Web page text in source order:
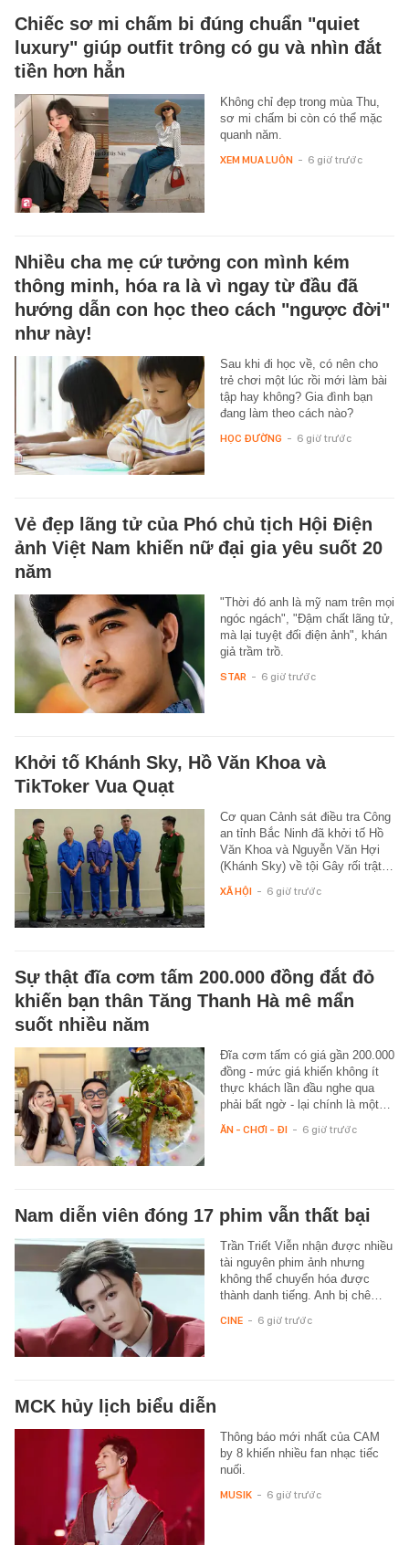
Chiếc sơ mi chấm bi đúng chuẩn "quiet
luxury" giúp outfit trông có gu và nhìn đắt
tiền hơn hẳn
Không chỉ đẹp trong mùa Thu,
sơ mi chấm bi còn có thể mặc
quanh năm.
XEM MUA LUÔN - 6 giờ trước
Nhiều cha mẹ cứ tưởng con mình kém
thông minh, hóa ra là vì ngay từ đầu đã
hướng dẫn con học theo cách "ngược đời"
như này!
Sau khi đi học về, có nên cho
trẻ chơi một lúc rồi mới làm bài
tập hay không? Gia đình bạn
đang làm theo cách nào?
HỌC ĐƯỜNG - 6 giờ trước
Vẻ đẹp lãng tử của Phó chủ tịch Hội Điện
ảnh Việt Nam khiến nữ đại gia yêu suốt 20
năm
"Thời đó anh là mỹ nam trên mọi
ngóc ngách", "Đậm chất lãng tử,
mà lại tuyệt đối điện ảnh", khán
giả trầm trồ.
STAR - 6 giờ trước
Khởi tố Khánh Sky, Hồ Văn Khoa và
TikToker Vua Quạt
Cơ quan Cảnh sát điều tra Công
an tỉnh Bắc Ninh đã khởi tố Hồ
Văn Khoa và Nguyễn Văn Hợi
(Khánh Sky) về tội Gây rối trật…
XÃ HỘI - 6 giờ trước
Sự thật đĩa cơm tấm 200.000 đồng đắt đỏ
khiến bạn thân Tăng Thanh Hà mê mẩn
suốt nhiều năm
Đĩa cơm tấm có giá gần 200.000
đồng - mức giá khiến không ít
thực khách lần đầu nghe qua
phải bất ngờ - lại chính là một…
ĂN - CHƠI - ĐI - 6 giờ trước
Nam diễn viên đóng 17 phim vẫn thất bại
Trần Triết Viễn nhận được nhiều
tài nguyên phim ảnh nhưng
không thể chuyển hóa được
thành danh tiếng. Anh bị chê…
CINE - 6 giờ trước
MCK hủy lịch biểu diễn
Thông báo mới nhất của CAM
by 8 khiến nhiều fan nhạc tiếc
nuối.
MUSIK - 6 giờ trước